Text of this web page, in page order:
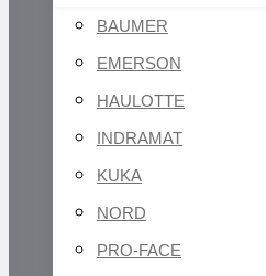
BAUMER
EMERSON
HAULOTTE
INDRAMAT
KUKA
NORD
PRO-FACE